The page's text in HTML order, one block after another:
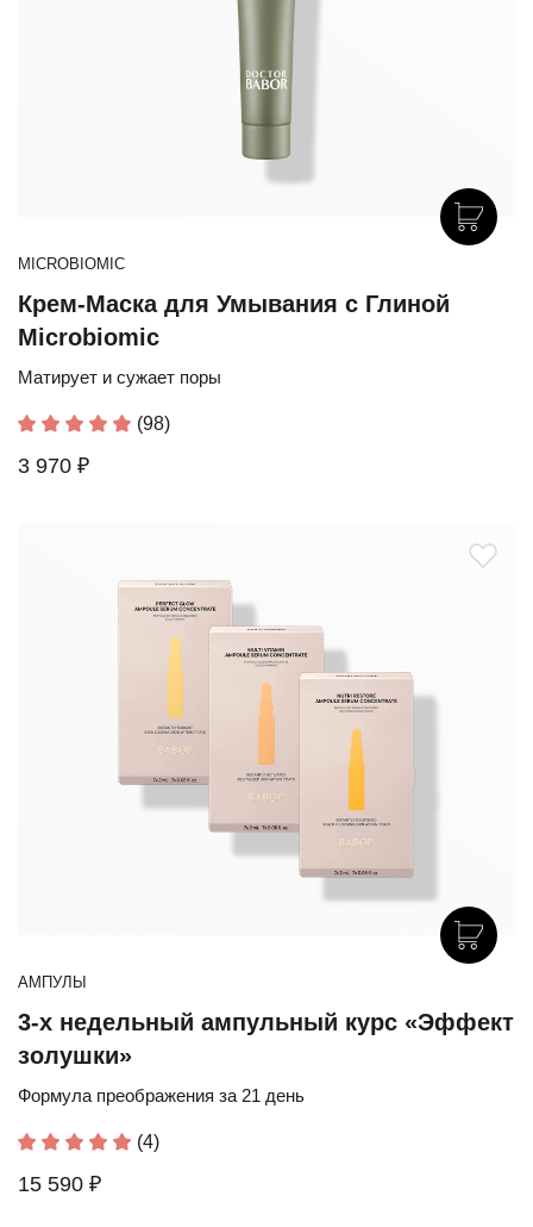
MICROBIOMIC
Крем-Маска для Умывания с Глиной
Microbiomic
Матирует и сужает поры
(98)
3 970 ₽
АМПУЛЫ
3-х недельный ампульный курс «Эффект
золушки»
Формула преображения за 21 день
(4)
15 590 ₽